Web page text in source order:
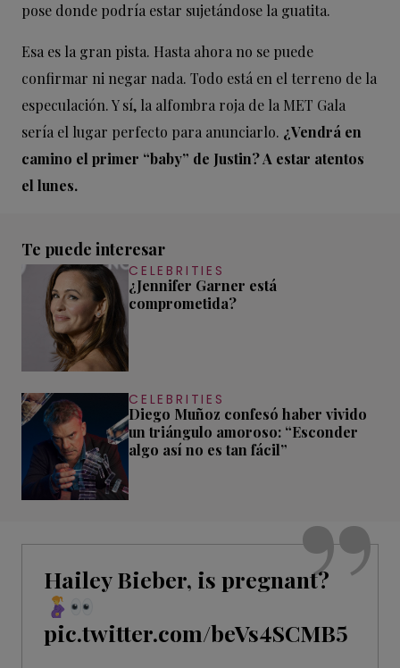
pose donde podría estar sujetándose la guatita.
Esa es la gran pista. Hasta ahora no se puede
confirmar ni negar nada. Todo está en el terreno de la
especulación. Y sí, la alfombra roja de la MET Gala
sería el lugar perfecto para anunciarlo. ¿Vendrá en
camino el primer “baby” de Justin? A estar atentos
el lunes.
Te puede interesar
CELEBRITIES
¿Jennifer Garner está
comprometida?
CELEBRITIES
Diego Muñoz confesó haber vivido
un triángulo amoroso: “Esconder
algo así no es tan fácil”
Hailey Bieber, is pregnant?
pic.twitter.com/beVs4SCMB5